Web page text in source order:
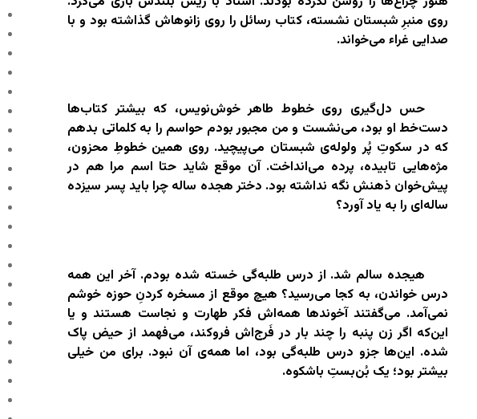
روی منبرِ شبستان نشسته، کتاب رسائل را روی زانوهاش گذاشته بود و با
صدایی غراء می‌خواند.
حس دل‌گیری روی خطوط طاهر خوش‌نویس، که بیشتر کتاب‌ها
دست‌خط او بود، می‌نشست و من مجبور بودم حواسم را به کلماتی بدهم
که در سکوتِ پُر ولوله‌ی شبستان می‌پیچید. روی همین خطوطِ محزون،
مژه‌هایی تابیده، پرده می‌انداخت. آن موقع شاید حتا اسم مرا هم در
پیش‌خوان ذهنش نگه نداشته بود. دختر هجده ساله چرا باید پسر سیزده
ساله‌ای را به یاد آورد؟
هیجده سالم شد. از درس طلبه‌گی خسته شده بودم. آخر این همه
درس خواندن، به کجا می‌رسید؟ هیچ موقع از مسخره کردنِ حوزه خوشم
نمی‌آمد. می‌گفتند آخوندها همه‌اش فکر طهارت و نجاست هستند و یا
این‌که اگر زن پنبه را چند بار در فَرج‌اش فروکند، می‌فهمد از حیض پاک
شده. این‌ها جزو درس طلبه‌گی بود، اما همه‌ی آن نبود. برای من خیلی
بیشتر بود؛ یک بُن‌بستِ باشکوه.